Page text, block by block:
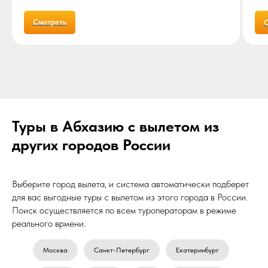
Смотреть
Туры в Абхазию с вылетом из
других городов России
Выберите город вылета, и система автоматически подберет
для вас выгодные туры с вылетом из этого города в России.
Поиск осуществляется по всем туроператорам в режиме
реального врмени.
Москва Санкт-Петербург Екатеринбург
Почему выбирают
турагентство A2 travel?
Мы те, кто знает о путешествиях ВСЁ! И
умеет превратить любые ваши желания в
сбывшуюся мечту. Наши клиенты - люди,